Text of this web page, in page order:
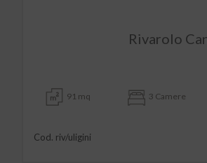
Rivarolo
91 mq 3 Camere
Cod. riv/uligini